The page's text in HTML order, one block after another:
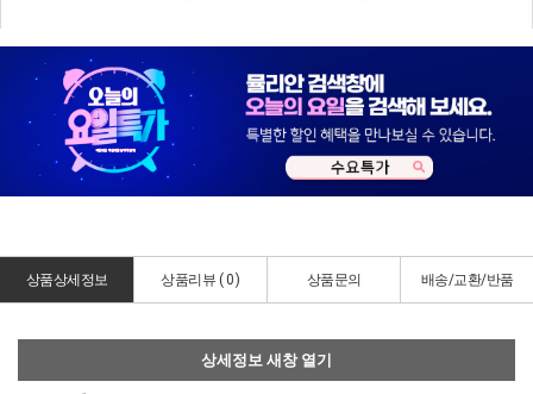
상품상세정보 상품리뷰 ( 0) 상품문의 배송/교환/반품
상세정보 새창 열기